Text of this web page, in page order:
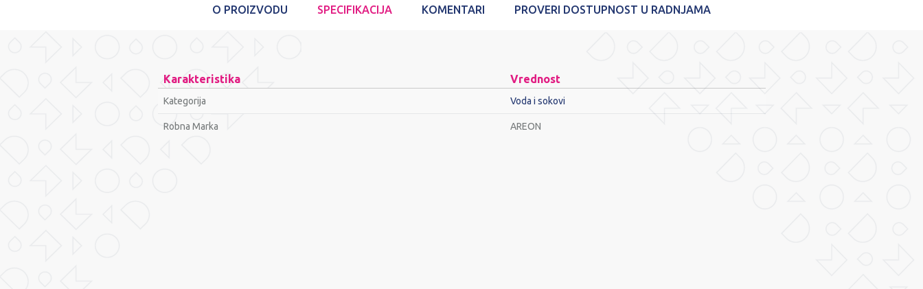
O PROIZVODU SPECIFIKACIJA KOMENTARI PROVERI DOSTUPNOST U RADNJAMA
Karakteristika Vrednost
Kategorija Voda i sokovi
Robna Marka AREON